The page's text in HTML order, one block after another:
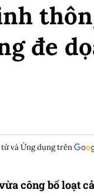
đe
và Ứng dụng trên
công bố loạt